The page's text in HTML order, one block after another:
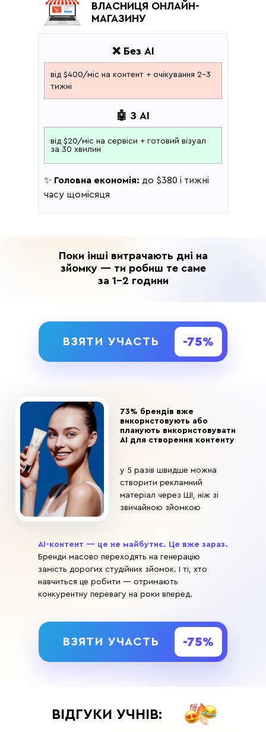
ВЗЯТИ УЧАСТЬ -75%
Поки інші витрачають дні на
зйомку — ти робиш те саме
за 1-2 години
від $20/міс на сервіси + готовий візуал
за 30 хвилин
🤖 З AI
від $400/міс на контент + очікування 2–3
тижні
❌ Без AI
ВЛАСНИЦЯ ОНЛАЙН-
МАГАЗИНУ
✨ Головна економія: до $380 і тижні
часу щомісяця
ВЗЯТИ УЧАСТЬ -75%
73% брендів вже
використовують або
планують використовувати
AI для створення контенту
AI-контент — це не майбутнє. Це вже зараз.
Бренди масово переходять на генерацію
замість дорогих студійних зйомок. І ті, хто
навчиться це робити — отримають
конкурентну перевагу на роки вперед.
у 5 разів швидше можна
створити рекламний
матеріал через ШІ, ніж зі
звичайною зйомкою
ВІДГУКИ УЧНІВ: